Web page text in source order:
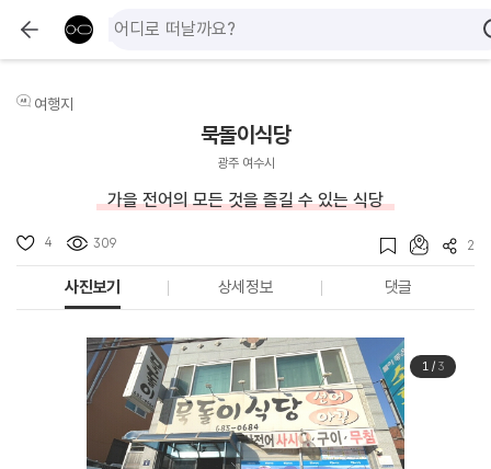
여행지
묵돌이식당
광주 여수시
가을 전어의 모든 것을 즐길 수 있는 식당
4 309 2
사진보기 상세정보 댓글
1/ 3